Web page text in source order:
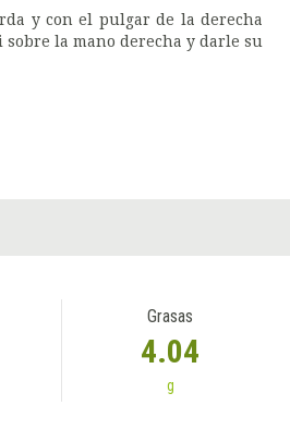
y con el pulgar de la derecha
la mano derecha y darle su
Grasas
4.04
g